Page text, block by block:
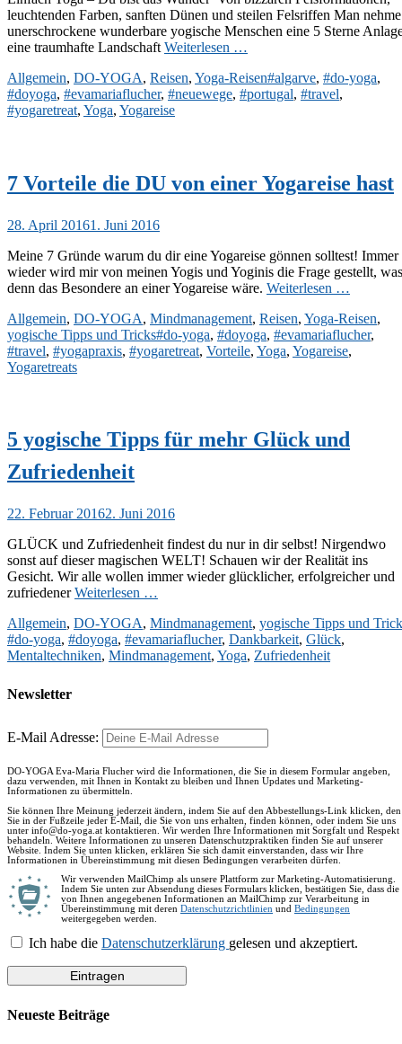
leuchtenden Farben, sanften Dünen und steilen Felsriffen Man
unerschrockene wunderbare yogische Menschen eine 5 Sterne
eine traumhafte Landschaft Weiterlesen …
Kategorien
Allgemein, DO-YOGA, Reisen, Yoga-ReisenSchlagworte
#algarve, #do-yoga,
#doyoga, #evamariaflucher, #neuewege, #portugal, #travel,
#yogaretreat, Yoga, Yogareise
7 Vorteile die DU von einer Yogareise hast
Veröffentlicht
28. April 20161. Juni 2016
Meine 7 Gründe warum du dir eine Yogareise gönnen solltest! Immer
wieder wird mir von meinen Yogis und Yoginis die Frage gestellt, was
denn das Besondere an einer Yogareise wäre. Weiterlesen …
Kategorien
Allgemein, DO-YOGA, Mindmanagement, Reisen, Yoga-Reisen,
yogische Tipps und TricksSchlagworte
#do-yoga, #doyoga, #evamariaflucher,
#travel, #yogapraxis, #yogaretreat, Vorteile, Yoga, Yogareise,
Yogaretreats
5 yogische Tipps für mehr Glück und
Zufriedenheit
Veröffentlicht
22. Februar 20162. Juni 2016
GLÜCK und Zufriedenheit findest du nur in dir selbst! Nirgendwo
sonst auf dieser magischen WELT! Schauen wir der Realität ins
Gesicht. Wir alle wollen immer wieder glücklicher, erfolgreicher und
zufriedenerWeiterlesen …
Kategorien
Allgemein, DO-YOGA, Mindmanagement, yogische Tipps und
#do-yoga, #doyoga, #evamariaflucher, Dankbarkeit, Glück,
Mentaltechniken, Mindmanagement, Yoga, Zufriedenheit
Newsletter
E-Mail Adresse:
DO-YOGA Eva-Maria Flucher wird die Informationen, die Sie in diesem Formular angeben,
dazu verwenden, mit Ihnen in Kontakt zu bleiben und Ihnen Updates und Marketing-
Informationen zu übermitteln.
Sie können Ihre Meinung jederzeit ändern, indem Sie auf den Abbestellungs-Link klicken, den
Sie in der Fußzeile jeder E-Mail, die Sie von uns erhalten, finden können, oder indem Sie uns
unter info@do-yoga.at kontaktieren. Wir werden Ihre Informationen mit Sorgfalt und Respekt
behandeln. Weitere Informationen zu unseren Datenschutzpraktiken finden Sie auf unserer
Website. Indem Sie unten klicken, erklären Sie sich damit einverstanden, dass wir Ihre
Informationen in Übereinstimmung mit diesen Bedingungen verarbeiten dürfen.
Wir verwenden MailChimp als unsere Plattform zur Marketing-Automatisierung.
Indem Sie unten zur Absendung dieses Formulars klicken, bestätigen Sie, dass die
von Ihnen angegebenen Informationen an MailChimp zur Verarbeitung in
Übereinstimmung mit deren Datenschutzrichtlinien und Bedingungen
weitergegeben werden.
Ich habe die Datenschutzerklärung gelesen und akzeptiert.
Neueste Beiträge